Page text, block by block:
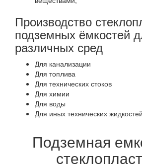
Производство
подземных ёмкостей
различных сред
Для канализации
Для топлива
Для технических стоков
Для химии
Для воды
Для иных технических
Подземная